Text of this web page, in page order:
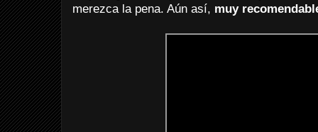
merezca la pena. Aún así, muy